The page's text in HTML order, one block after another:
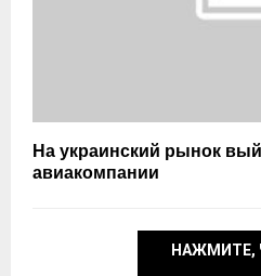
На украинский рынок
авиакомпании
НАЖМИТЕ,